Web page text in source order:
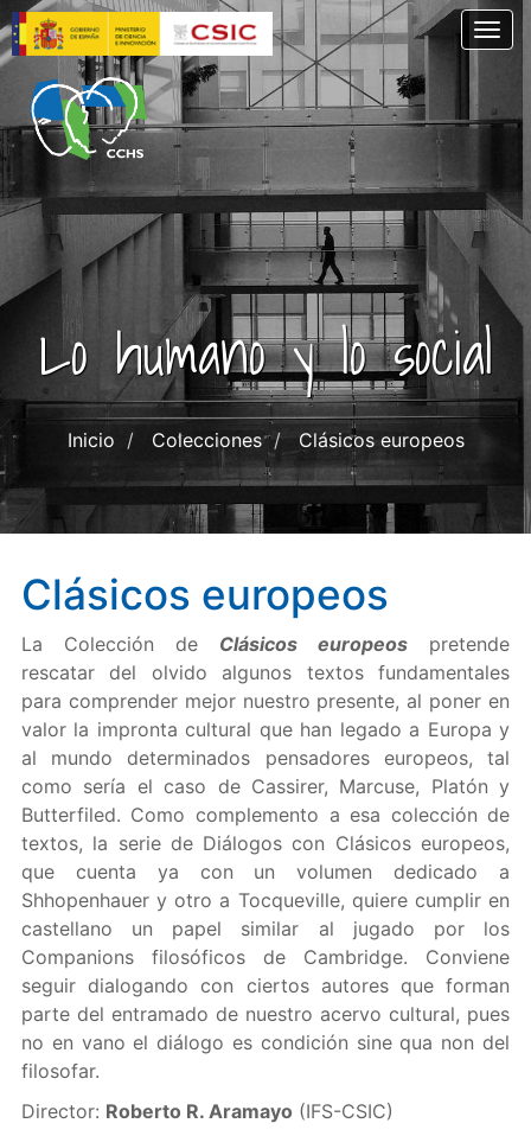
Skip
to
main
content
Lo humano y lo social
Inicio Colecciones Clásicos europeos
Clásicos europeos
La Colección de Clásicos europeos pretende
rescatar del olvido algunos textos fundamentales
para comprender mejor nuestro presente, al poner en
valor la impronta cultural que han legado a Europa y
al mundo determinados pensadores europeos, tal
como sería el caso de Cassirer, Marcuse, Platón y
Butterfiled. Como complemento a esa colección de
textos, la serie de Diálogos con Clásicos europeos,
que cuenta ya con un volumen dedicado a
Shhopenhauer y otro a Tocqueville, quiere cumplir en
castellano un papel similar al jugado por los
Companions filosóficos de Cambridge. Conviene
seguir dialogando con ciertos autores que forman
parte del entramado de nuestro acervo cultural, pues
no en vano el diálogo es condición sine qua non del
filosofar.
Director: Roberto R. Aramayo (IFS-CSIC)